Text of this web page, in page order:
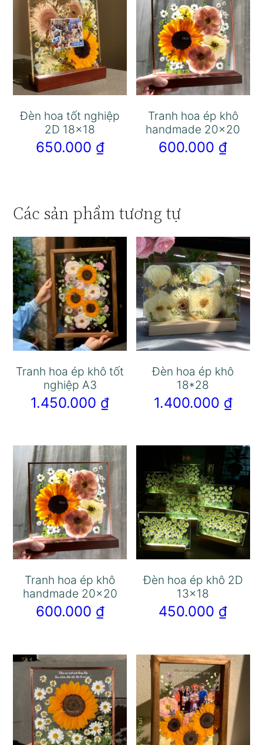
Đèn hoa tốt nghiệp
2D 18×18
650.000 ₫
Tranh hoa ép khô
handmade 20×20
600.000 ₫
Các sản phẩm tương tự
Tranh hoa ép khô tốt
nghiệp A3
1.450.000 ₫
Đèn hoa ép khô
18*28
1.400.000 ₫
Tranh hoa ép khô
handmade 20×20
600.000 ₫
Đèn hoa ép khô 2D
13×18
450.000 ₫